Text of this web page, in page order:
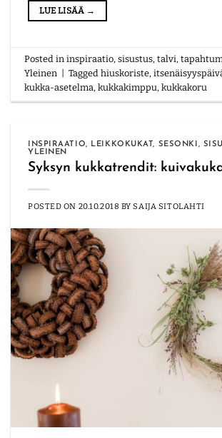
LUE LISÄÄ →
Posted ininspiraatio,sisustus,talvi,
Yleinen
Taggedhiuskoriste,
kukka-asetelma,kukkakimppu,kukkakoru
INSPIRAATIO, LEIKKOKUKAT, SESONKI ,
YLEINEN
Syksyn kukkatrendit:
POSTED ON 20.10.2018 BYSAIJA SITOLAHTI